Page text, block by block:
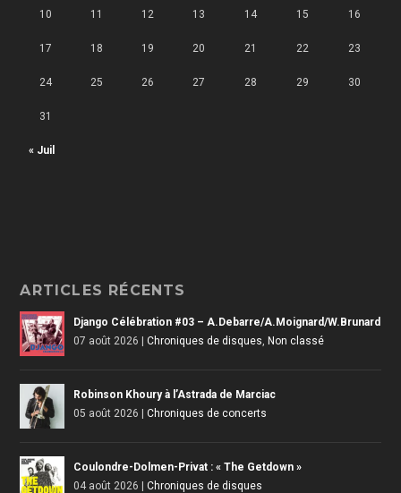
« Juil
10 11 12 13 14 15 16
17 18 19 20 21 22 23
24 25 26 27 28 29 30
31
ARTICLES RÉCENTS
Django Célébration #03 – A.Debarre/A.Moignard/W.Brunard
07 août 2026 |Chroniques de disques ,Non classé
Robinson Khoury à l’Astrada de Marciac
05 août 2026 |Chroniques de concerts
Coulondre-Dolmen-Privat : « The Getdown »
04 août 2026 |Chroniques de disques